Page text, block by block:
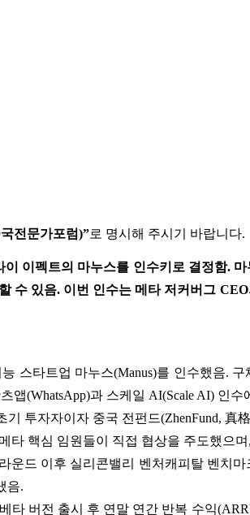
전문가포럼)”로 명시해 주시기 바랍니다.
이펙트의 마누스를 인수키로 결정함.
수 있음. 이번 인수는 메타 저커버그
스타트업 마누스(Manus)를 인수했음.
앱(WhatsApp)과 스케일 AI(Scale AI) 인수
투자자이자 중국 전펀드(ZhenFund,
타 핵심 임원들이 직접 협상을 주도했으
운드 이후 실리콘밸리 벤처캐피탈 벤치
음.
버전 출시 후 연말 연간 반복 수익